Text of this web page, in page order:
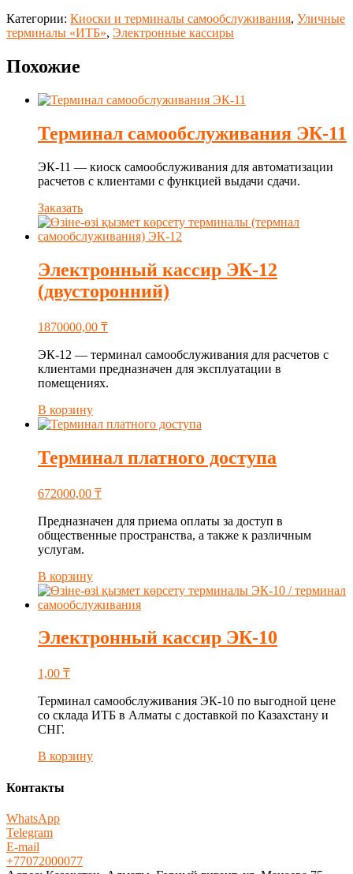
Категории: Киоски и терминалы самообслуживания, Уличные
терминалы «ИТБ», Электронные кассиры
Похожие
Терминал самообслуживания ЭК-11
ЭК-11 — киоск самообслуживания для автоматизации
расчетов с клиентами с функцией выдачи сдачи.
Заказать
Электронный кассир ЭК-12
(двусторонний)
1870000,00 ₸
ЭК-12 — терминал самообслуживания для расчетов с
клиентами предназначен для эксплуатации в
помещениях.
В корзину
Терминал платного доступа
672000,00 ₸
Предназначен для приема оплаты за доступ в
общественные пространства, а также к различным
услугам.
В корзину
Электронный кассир ЭК-10
1,00 ₸
Терминал самообслуживания ЭК-10 по выгодной цене
со склада ИТБ в Алматы с доставкой по Казахстану и
СНГ.
В корзину
Контакты
WhatsApp
Telegram
E-mail
+77072000077